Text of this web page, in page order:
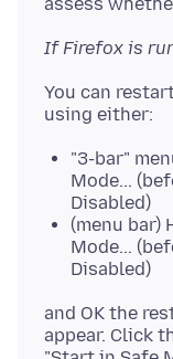
If Firefox is
You can
"3-bar"
Mode...
Disabled)
(menu bar)
Mode...
Disabled)
and OK the
appear. Click